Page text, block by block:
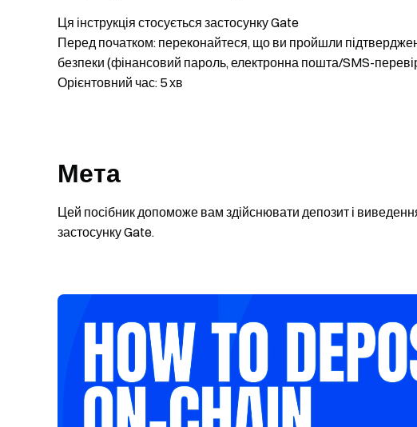
Ця інструкція стосується застосунку Gate
Перед початком: переконайтеся, що ви пройшли
безпеки (фінансовий пароль, електронна пошта/SMS-
Орієнтовний час: 5 хв
Мета
Цей посібник допоможе вам здійснювати депозит і
застосунку Gate.